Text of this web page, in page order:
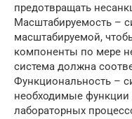
предотвращать
Масштабируемость –
масштабируемой,
компоненты по мере
система должна
Функциональность –
необходимые функции
лабораторных